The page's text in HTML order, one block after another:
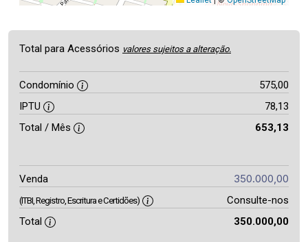
Total para Acessórios valores sujeitos a alteração.
Condomínio
575,00
IPTU
78,13
Total / Mês
653,13
Venda 350.000,00
(ITBI, Registro, Escritura e Certidões)
Consulte-nos
Total
350.000,00